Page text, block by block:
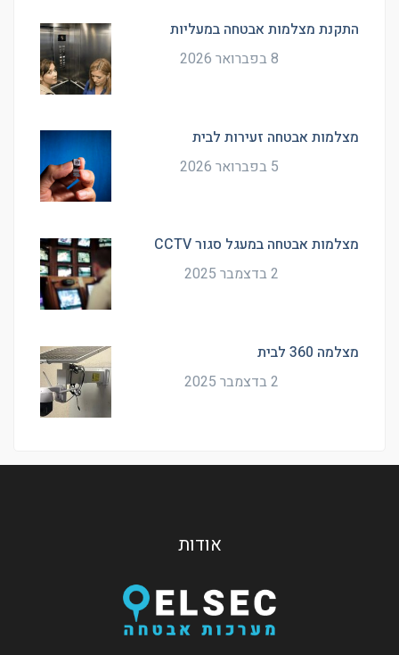
התקנת מצלמות אבטחה במעליות
8 בפברואר 2026
מצלמות אבטחה זעירות לבית
5 בפברואר 2026
מצלמות אבטחה במעגל סגור CCTV
2 בדצמבר 2025
מצלמה 360 לבית
2 בדצמבר 2025
אודות